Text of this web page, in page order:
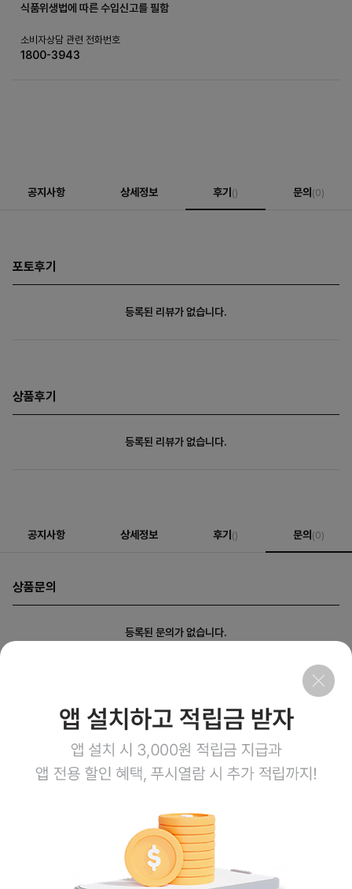
식품위생법에 따른 수입신고를 필함
소비자상담 관련 전화번호
1800-3943
공지사항 상세정보 후기() 문의(0)
포토후기
등록된 리뷰가 없습니다.
상품후기
등록된 리뷰가 없습니다.
공지사항 상세정보 후기() 문의(0)
상품문의
등록된 문의가 없습니다.
평일 08:00~17:00
토요일 08:00~12:00